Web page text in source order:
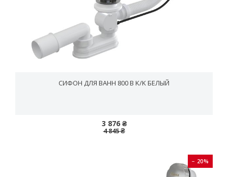
СИФОН ДЛЯ ВАНН 800 B K/K БЕЛЫЙ
3 876 ₴
4 845 ₴
− 20%